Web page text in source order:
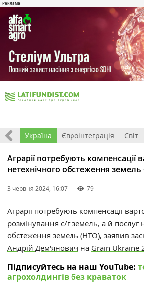
Все Україна Євроінтеграція Світ
Аграрії потребують компенсації
нетехнічного обстеження
3 червня 2024, 16:07 79
Аграрії потребують компенсації
розмінування с/г земель, а й послуг
обстеження земель (НТО), заявив
Андрій Дем'янович на Grain Ukraine
Підписуйтесь на наш YouTube:
агрохолдингів без краваток